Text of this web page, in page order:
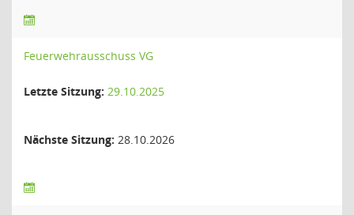
Feuerwehrausschuss VG
Letzte Sitzung: 29.10.2025
Nächste Sitzung: 28.10.2026